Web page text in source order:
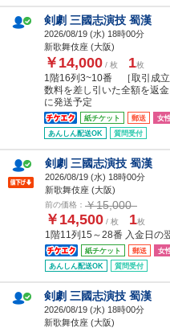
剣劇 三國志演技 蜀漢
2026/08/19 (水) 18時00分
新歌舞伎座 (大阪)
￥14,000 / 枚 1枚
1階16列3~10番 ［取引成
数料を差し引いた全額を返
に発送予定
紙チケット 郵送 女
あんしん配送OK
質問受付
剣劇 三國志演技 蜀漢
2026/08/19 (水) 18時00分
新歌舞伎座 (大阪)
前の価格： ￥15,000
￥14,500 / 枚 1枚
1階11列15～28番 入金日の
紙チケット 郵送 女
あんしん配送OK
質問受付
剣劇 三國志演技 蜀漢
2026/08/19 (水) 18時00分
新歌舞伎座 (大阪)